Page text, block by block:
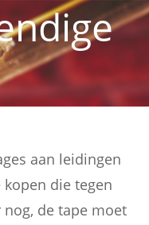
aan leidingen
die tegen
de tape moet